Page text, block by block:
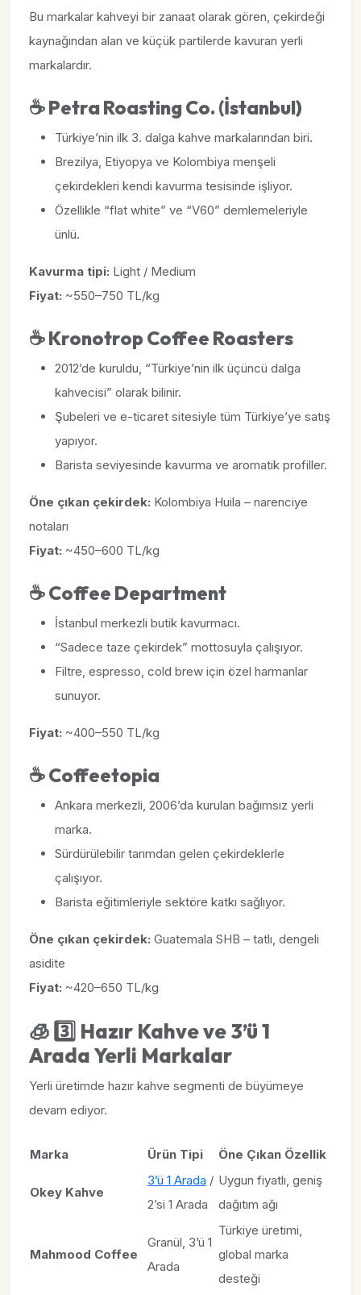
Bu markalar kahveyi bir zanaat olarak gören, çekirdeği
kaynağından alan ve küçük partilerde kavuran yerli
markalardır.
☕Petra Roasting Co. (İstanbul)
Türkiye’nin ilk 3. dalga kahve markalarından biri.
Brezilya, Etiyopya ve Kolombiya menşeli
çekirdekleri kendi kavurma tesisinde işliyor.
Özellikle “flat white” ve “V60” demlemeleriyle
ünlü.
Kavurma tipi: Light / Medium
Fiyat: ~550–750 TL/kg
☕Kronotrop Coffee Roasters
2012’de kuruldu, “Türkiye’nin ilk üçüncü dalga
kahvecisi” olarak bilinir.
Şubeleri ve e-ticaret sitesiyle tüm Türkiye’ye satış
yapıyor.
Barista seviyesinde kavurma ve aromatik profiller.
Öne çıkan çekirdek: Kolombiya Huila – narenciye
notaları
Fiyat: ~450–600 TL/kg
☕Coffee Department
İstanbul merkezli butik kavurmacı.
“Sadece taze çekirdek” mottosuyla çalışıyor.
Filtre, espresso, cold brew için özel harmanlar
sunuyor.
Fiyat: ~400–550 TL/kg
☕Coffeetopia
Ankara merkezli, 2006’da kurulan bağımsız yerli
marka.
Sürdürülebilir tarımdan gelen çekirdeklerle
çalışıyor.
Barista eğitimleriyle sektöre katkı sağlıyor.
Öne çıkan çekirdek: Guatemala SHB – tatlı, dengeli
asidite
Fiyat: ~420–650 TL/kg
🧊3️⃣ Hazır Kahve ve 3’ü 1
Arada Yerli Markalar
Yerli üretimde hazır kahve segmenti de büyümeye
devam ediyor.
Marka Ürün Tipi Öne Çıkan Özellik
Okey Kahve
3’ü 1 Arada /
2’si 1 Arada
Uygun fiyatlı, geniş
dağıtım ağı
Mahmood Coffee
Granül, 3’ü 1
Arada
Türkiye üretimi,
global marka
desteği